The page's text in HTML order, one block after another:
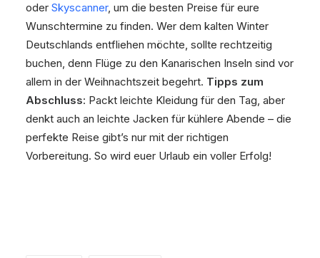
oder Skyscanner, um die besten Preise für eure
Wunschtermine zu finden. Wer dem kalten Winter
Deutschlands entfliehen möchte, sollte rechtzeitig
buchen, denn Flüge zu den Kanarischen Inseln sind vor
allem in der Weihnachtszeit begehrt. Tipps zum
Abschluss: Packt leichte Kleidung für den Tag, aber
denkt auch an leichte Jacken für kühlere Abende – die
perfekte Reise gibt’s nur mit der richtigen
Vorbereitung. So wird euer Urlaub ein voller Erfolg!